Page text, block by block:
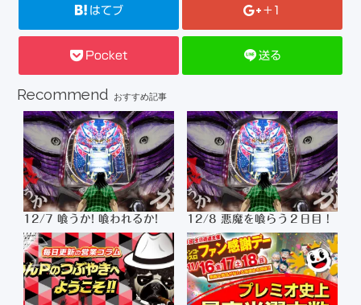
はてブ +1
Pocket 送る
Recommend おすすめ記事
12/7 喰うか! 喰われるか! 12/8 悪魔を喰らう２日目！